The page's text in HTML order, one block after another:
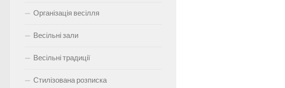
Організація весілля
Весільні зали
Весільні традиції
Стилізована розписка